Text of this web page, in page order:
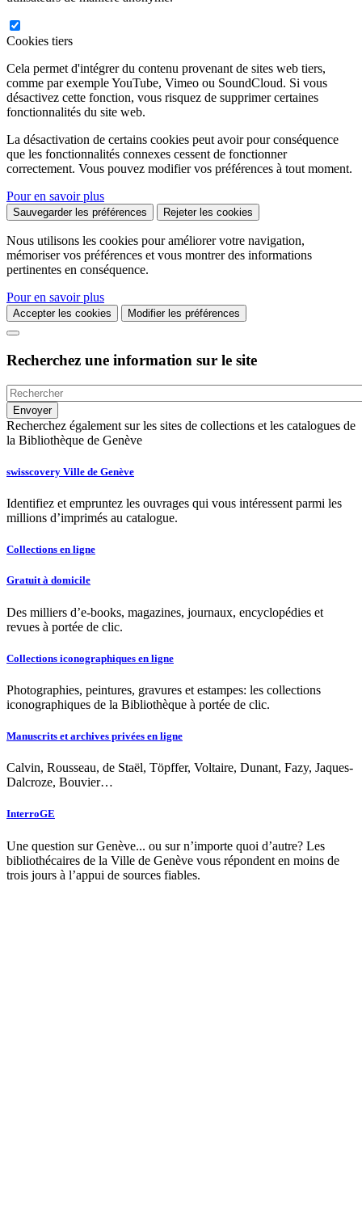
Cookies tiers
Cela permet d'intégrer du contenu provenant de sites web tiers,
comme par exemple YouTube, Vimeo ou SoundCloud. Si vous
désactivez cette fonction, vous risquez de supprimer certaines
fonctionnalités du site web.
La désactivation de certains cookies peut avoir pour conséquence
que les fonctionnalités connexes cessent de fonctionner
correctement. Vous pouvez modifier vos préférences à tout moment.
Pour en savoir plus
Sauvegarder les préférences Rejeter les cookies
Nous utilisons les cookies pour améliorer votre navigation,
mémoriser vos préférences et vous montrer des informations
pertinentes en conséquence.
Pour en savoir plus
Accepter les cookies Modifier les préférences
Recherchez une information sur le site
Recherchez également sur les sites de collections et les catalogues de
la Bibliothèque de Genève
swisscovery Ville de Genève
Identifiez et empruntez les ouvrages qui vous intéressent parmi les
millions d’imprimés au catalogue.
Collections en ligne
Gratuit à domicile
Des milliers d’e-books, magazines, journaux, encyclopédies et
revues à portée de clic.
Collections iconographiques en ligne
Photographies, peintures, gravures et estampes: les collections
iconographiques de la Bibliothèque à portée de clic.
Manuscrits et archives privées en ligne
Calvin, Rousseau, de Staël, Töpffer, Voltaire, Dunant, Fazy, Jaques-
Dalcroze, Bouvier…
InterroGE
Une question sur Genève... ou sur n’importe quoi d’autre? Les
bibliothécaires de la Ville de Genève vous répondent en moins de
trois jours à l’appui de sources fiables.